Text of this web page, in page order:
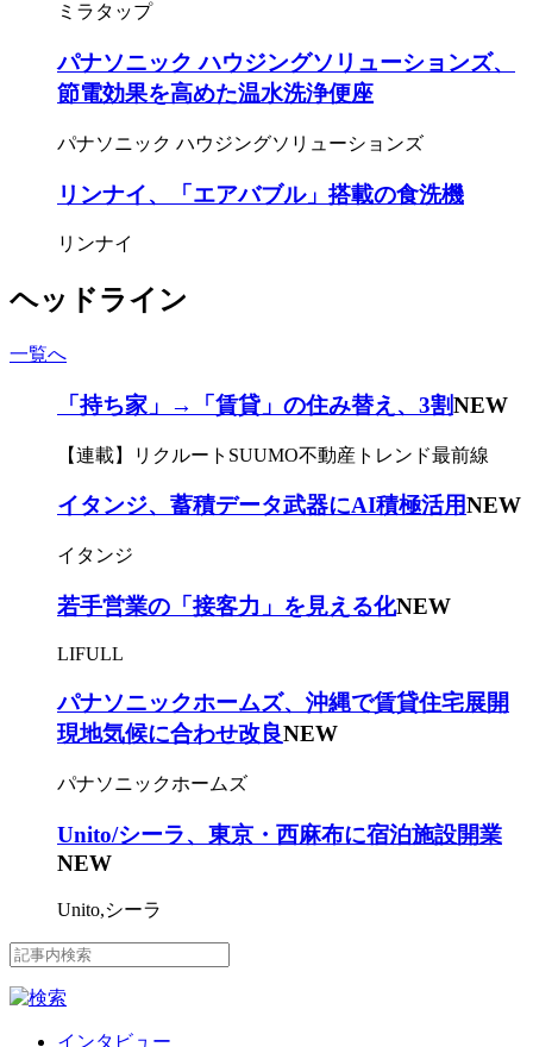
ミラタップ
パナソニック ハウジングソリューションズ、
節電効果を高めた温水洗浄便座
パナソニック ハウジングソリューションズ
リンナイ、「エアバブル」搭載の食洗機
リンナイ
ヘッドライン
一覧へ
「持ち家」→「賃貸」の住み替え、3割NEW
【連載】リクルートSUUMO不動産トレンド最前線
イタンジ、蓄積データ武器にAI積極活用NEW
イタンジ
若手営業の「接客力」を見える化NEW
LIFULL
パナソニックホームズ、沖縄で賃貸住宅展開
現地気候に合わせ改良NEW
パナソニックホームズ
Unito/シーラ、東京・西麻布に宿泊施設開業
NEW
Unito,シーラ
インタビュー